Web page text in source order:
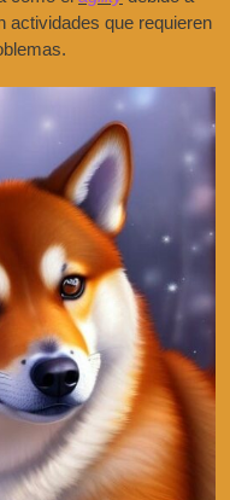
actividades que requieren